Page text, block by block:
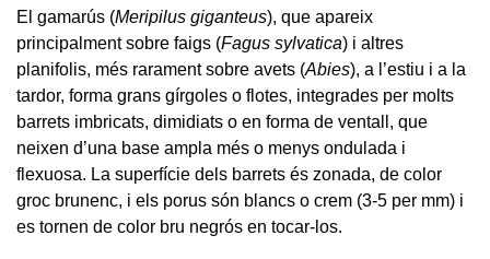
El gamarús (Meripilus giganteus), que apareix
principalment sobre faigs (Fagus sylvatica) i altres
planifolis, més rarament sobre avets (Abies), a l’estiu i a la
tardor, forma grans gírgoles o flotes, integrades per molts
barrets imbricats, dimidiats o en forma de ventall, que
neixen d’una base ampla més o menys ondulada i
flexuosa. La superfície dels barrets és zonada, de color
groc brunenc, i els porus són blancs o crem (3-5 per mm) i
es tornen de color bru negrós en tocar-los.